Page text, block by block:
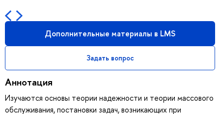
Дополнительные материалы в LMS
Задать вопрос
Аннотация
Изучаются основы теории надежности и теории массового
обслуживания, постановки задач, возникающих при